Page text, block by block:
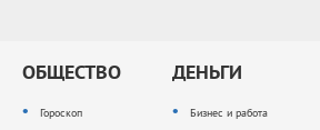
ОБЩЕСТВО
Гороскоп
ДЕНЬГИ
Бизнес и работа